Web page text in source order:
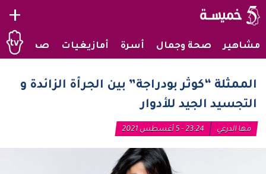
+
مشاهير صحة وجمال أسرة أمازيغيات صحراويات
الممثلة “كوثر بودراجة” بين الجرأة الزائدة و
التجسيد الجيد للأدوار
مها الدرعي 23:24 - 5 أغسطس 2021